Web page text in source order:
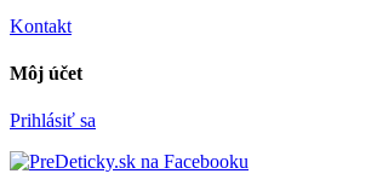
Kontakt
Môj účet
Prihlásiť sa